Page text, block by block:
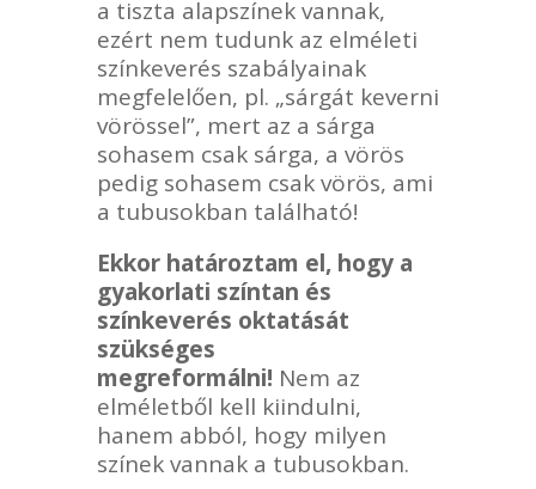
a tiszta alapszínek vannak,
ezért nem tudunk az elméleti
színkeverés szabályainak
megfelelően, pl. „sárgát keverni
vörössel”, mert az a sárga
sohasem csak sárga, a vörös
pedig sohasem csak vörös, ami
a tubusokban található!
Ekkor határoztam el, hogy a
gyakorlati színtan és
színkeverés oktatását
szükséges
megreformálni! Nem az
elméletből kell kiindulni,
hanem abból, hogy milyen
színek vannak a tubusokban.